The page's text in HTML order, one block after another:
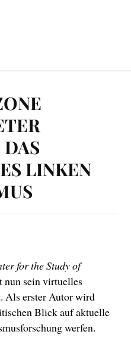
LINKEN
for the Study of
nun sein virtuelles
Als erster Autor wird
Blick auf aktuelle
werfen.